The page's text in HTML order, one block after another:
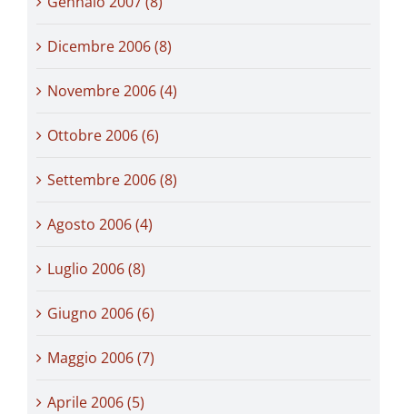
Dicembre 2006 (8)
Novembre 2006 (4)
Ottobre 2006 (6)
Settembre 2006 (8)
Agosto 2006 (4)
Luglio 2006 (8)
Giugno 2006 (6)
Maggio 2006 (7)
Aprile 2006 (5)